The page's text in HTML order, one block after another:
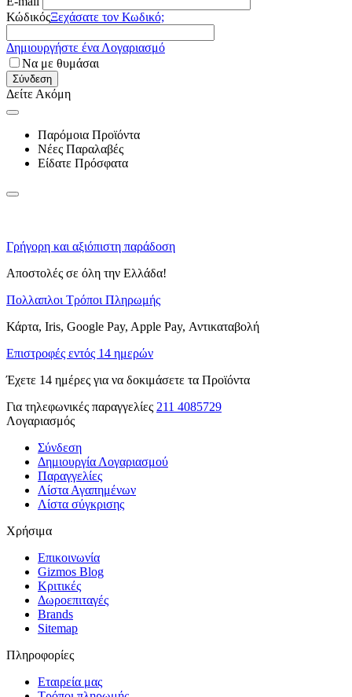
ΚώδικόςΞεχάσατε τον Κωδικό;
Δημιουργήστε ένα Λογαριασμό
Να με θυμάσαι
Σύνδεση
Δείτε Ακόμη
Παρόμοια Προϊόντα
Νέες Παραλαβές
Είδατε Πρόσφατα
Γρήγορη και αξιόπιστη παράδοση
Αποστολές σε όλη την Ελλάδα!
Πολλαπλοι Τρόποι Πληρωμής
Κάρτα, Iris, Google Pay, Apple Pay, Αντικαταβολή
Επιστροφές εντός 14 ημερών
Έχετε 14 ημέρες για να δοκιμάσετε τα Προϊόντα
Για τηλεφωνικές παραγγελίες 211 4085729
Λογαριασμός
Σύνδεση
Δημιουργία Λογαριασμού
Παραγγελίες
Λίστα Αγαπημένων
Λίστα σύγκρισης
Χρήσιμα
Επικοινωνία
Gizmos Blog
Κριτικές
Δωροεπιταγές
Brands
Sitemap
Πληροφορίες
Εταιρεία μας